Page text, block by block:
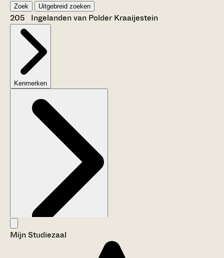
Zoek Uitgebreid zoeken
205 Ingelanden van Polder Kraaijestein
Kenmerken
Aanwijzingen voor de gebruiker
Mijn Studiezaal